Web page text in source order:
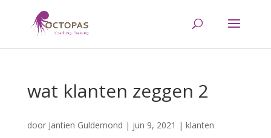
wat klanten zeggen 2
door Jantien Guldemond | jun 9, 2021 | klanten